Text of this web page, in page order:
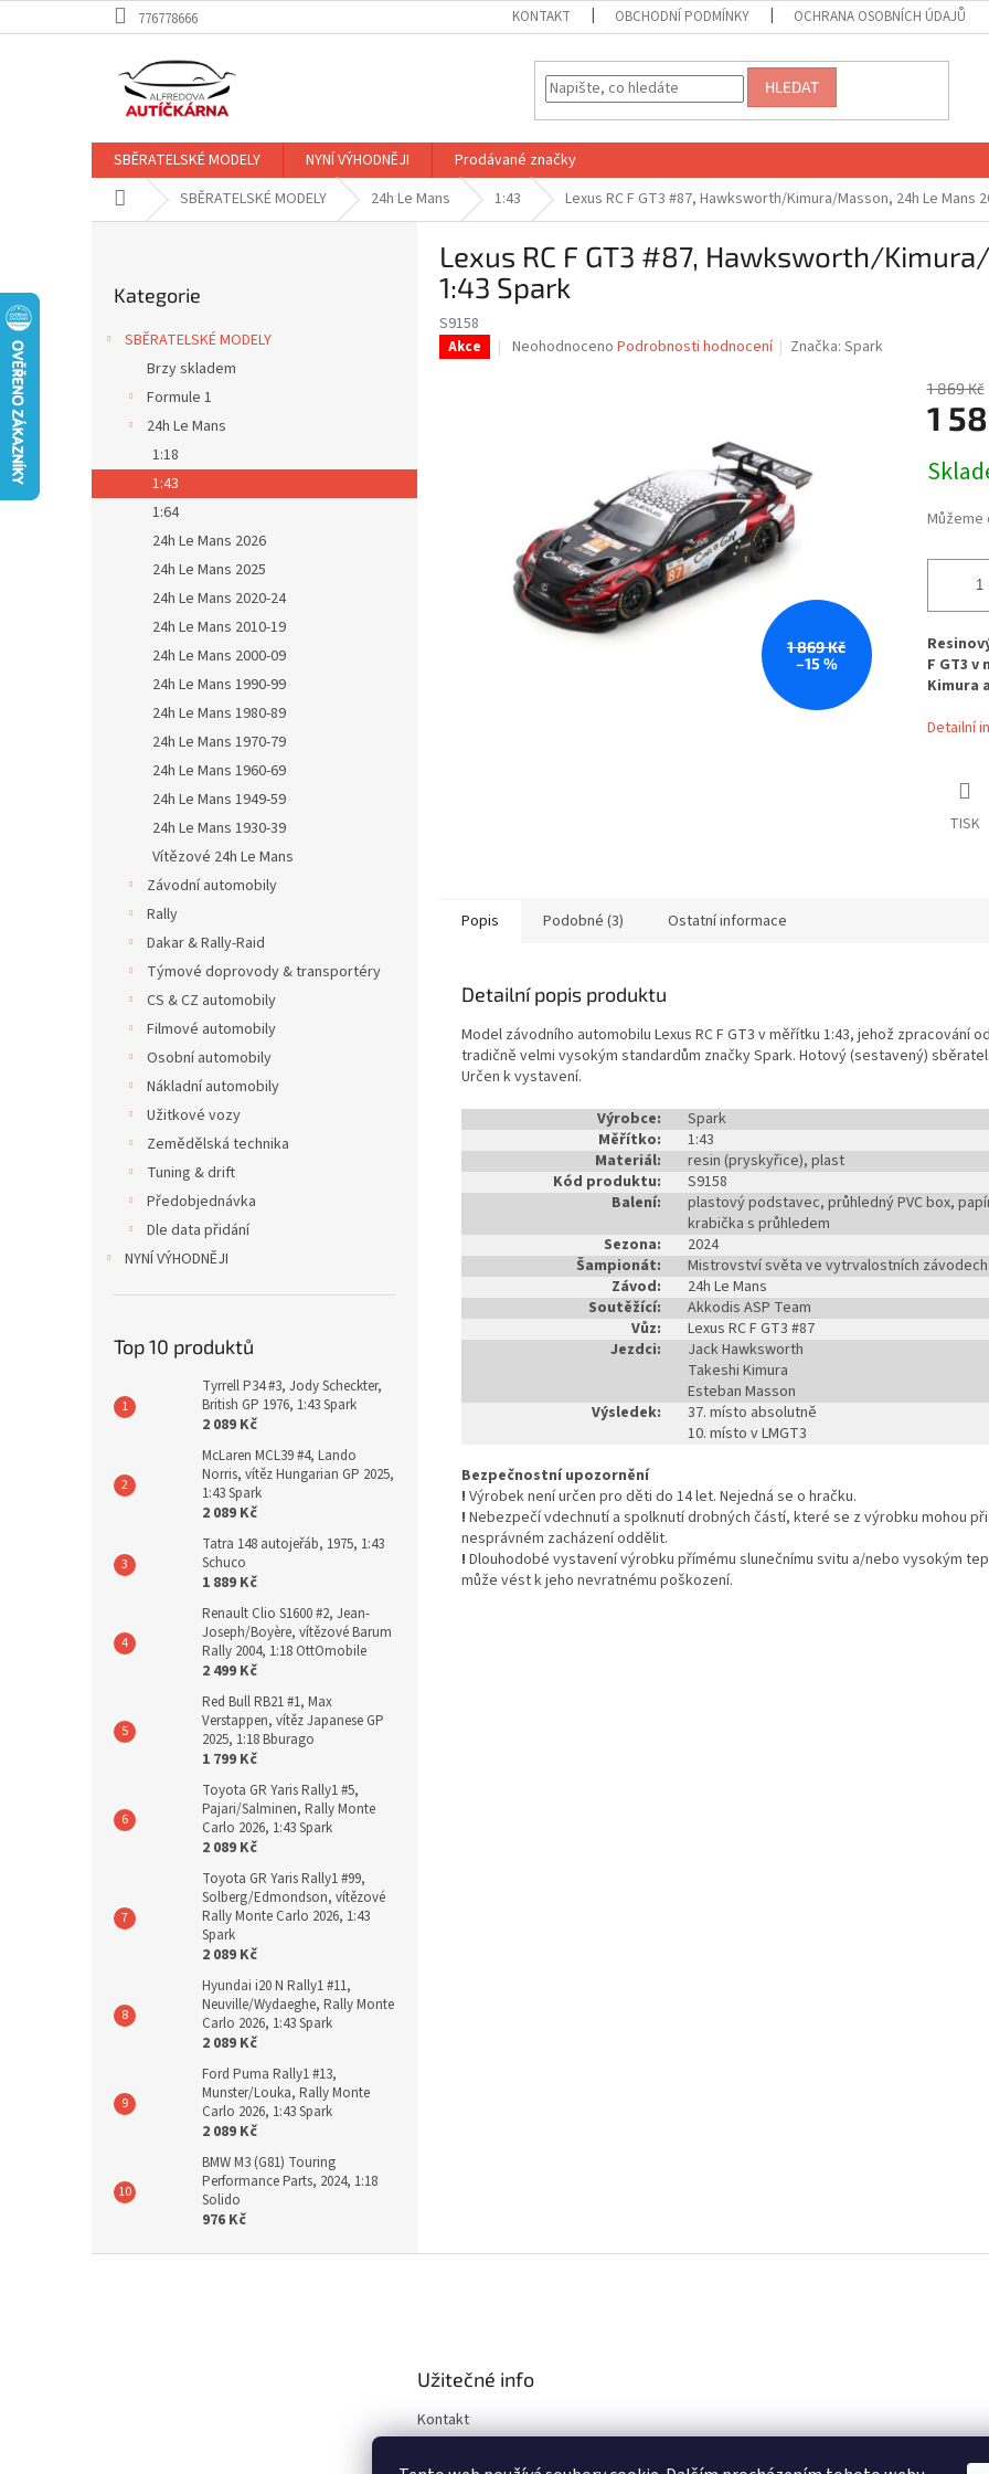
na
776778666 KONTAKT OBCHODNÍ PODMÍNKY OCHRANA OSOBNÍCH ÚDAJŮ
HLEDAT
SBĚRATELSKÉ MODELY NYNÍ VÝHODNĚJI
Prodávané značky
Domů SBĚRATELSKÉ MODELY 24h Le Mans 1:43 Lexus RC F GT3 #87, Hawksworth/Kimura/Masson, 24h Le Mans
a
n
kategorie
Kategorie
SBĚRATELSKÉ MODELY
Brzy skladem
Formule 1
24h Le Mans
1:18
1:43
1:64
24h Le Mans 2026
24h Le Mans 2025
24h Le Mans 2020-24
24h Le Mans 2010-19
24h Le Mans 2000-09
24h Le Mans 1990-99
24h Le Mans 1980-89
24h Le Mans 1970-79
24h Le Mans 1960-69
24h Le Mans 1949-59
24h Le Mans 1930-39
Vítězové 24h Le Mans
Závodní automobily
Rally
Dakar & Rally-Raid
Týmové doprovody & transportéry
CS & CZ automobily
Filmové automobily
Osobní automobily
Nákladní automobily
Užitkové vozy
Zemědělská technika
Tuning & drift
Předobjednávka
Dle data přidání
NYNÍ VÝHODNĚJI
Top 10 produktů
Tyrrell P34 #3, Jody Scheckter,
British GP 1976, 1:43 Spark
2 089 Kč
McLaren MCL39 #4, Lando
Norris, vítěz Hungarian GP 2025,
1:43 Spark
2 089 Kč
Tatra 148 autojeřáb, 1975, 1:43
Schuco
1 889 Kč
Renault Clio S1600 #2, Jean-
Joseph/Boyère, vítězové Barum
Rally 2004, 1:18 OttOmobile
2 499 Kč
Red Bull RB21 #1, Max
Verstappen, vítěz Japanese GP
2025, 1:18 Bburago
1 799 Kč
Toyota GR Yaris Rally1 #5,
Pajari/Salminen, Rally Monte
Carlo 2026, 1:43 Spark
2 089 Kč
Toyota GR Yaris Rally1 #99,
Solberg/Edmondson, vítězové
Rally Monte Carlo 2026, 1:43
Spark
2 089 Kč
Hyundai i20 N Rally1 #11,
Neuville/Wydaeghe, Rally Monte
Carlo 2026, 1:43 Spark
2 089 Kč
Ford Puma Rally1 #13,
Munster/Louka, Rally Monte
Carlo 2026, 1:43 Spark
2 089 Kč
BMW M3 (G81) Touring
Performance Parts, 2024, 1:18
Solido
976 Kč
Lexus RC F GT3 #87, Hawksworth/
1:43 Spark
S9158
Akce
Průměrné
Neohodnoceno Podrobnosti hodnocení Značka:Spark
1 869 Kč
–15 %
1 869 Kč
1
cena:
Můžeme
F GT3
Kimura
Detailní
TISK
Popis Podobné (3) Ostatní informace
Detailní popis produktu
Model závodního automobilu Lexus RC F GT3 v měřítku 1:43, jehož zpracování
tradičně velmi vysokým standardům značky Spark. Hotový (sestavený)
Určen k vystavení.
Výrobce:
Spark
Měřítko:
1:43
Materiál:
resin (pryskyřice), plast
Kód produktu:
S9158
Balení:
plastový podstavec, průhledný PVC box,
krabička s průhledem
Sezona:
2024
Šampionát:
Mistrovství světa ve vytrvalostních závodech
Závod:
24h Le Mans
Soutěžící:
Akkodis ASP Team
Vůz:
Lexus RC F GT3 #87
Jezdci:
Jack Hawksworth
Takeshi Kimura
Esteban Masson
Výsledek:
37. místo absolutně
10. místo v LMGT3
Bezpečnostní upozornění
! Výrobek není určen pro děti do 14 let. Nejedná se o hračku.
! Nebezpečí vdechnutí a spolknutí drobných částí, které se z výrobku mohou při
nesprávném zacházení oddělit.
! Dlouhodobé vystavení výrobku přímému slunečnímu svitu a/nebo vysokým
může vést k jeho nevratnému poškození.
Užitečné info
Kontakt